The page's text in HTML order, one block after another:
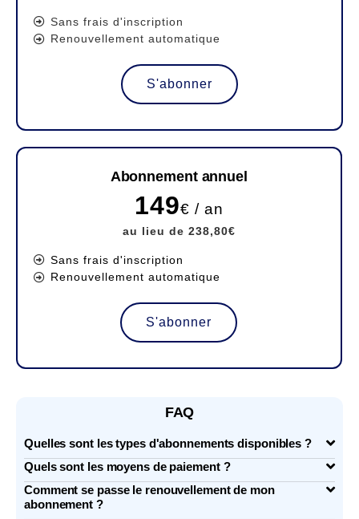
Sans frais d'inscription
Renouvellement automatique
S'abonner
Abonnement annuel
149€ / an
au lieu de 238,80€
Sans frais d'inscription
Renouvellement automatique
S'abonner
FAQ
Quelles sont les types d'abonnements disponibles ?
Quels sont les moyens de paiement ?
Comment se passe le renouvellement de mon
abonnement ?